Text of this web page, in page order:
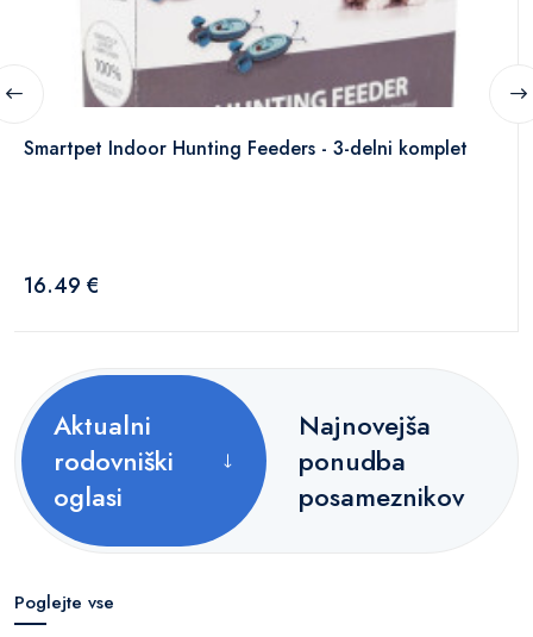
Smartpet Indoor Hunting Feeders - 3-delni komplet
16.49 €
Aktualni
rodovniški
oglasi
Najnovejša
ponudba
posameznikov
Poglejte vse